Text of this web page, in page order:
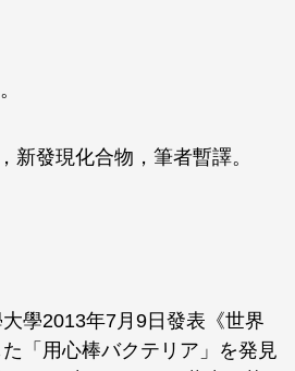
新發現化合物，筆者暫譯。
學2013年7月9日發表《世界
「用心棒バクテリア」を発見